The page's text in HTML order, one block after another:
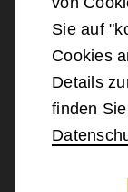
Sie auf
Cookies
Details
finden